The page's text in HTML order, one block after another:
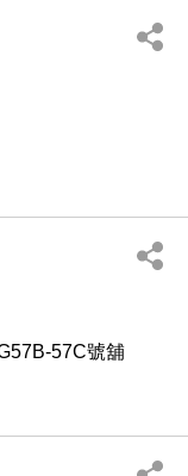
57C號舖